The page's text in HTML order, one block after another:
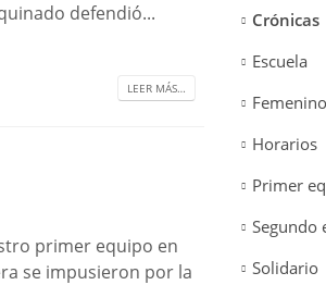
defendió...
LEER MÁS…
primer equipo en
se impusieron por la
Crónicas
Escuela
Femenino
Horarios
Primer
Segundo
Solidario